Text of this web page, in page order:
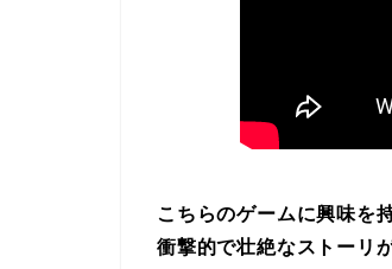
こちらのゲームに興味を
衝撃的で壮絶なストーリ